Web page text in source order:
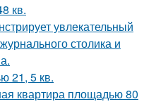
кв.
увлекательный
столика и
21, 5 кв.
квартира площадью 80